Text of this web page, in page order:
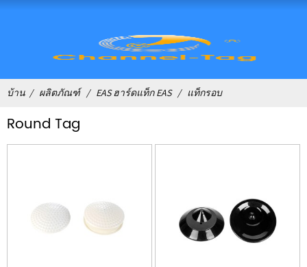
บ้าน ผลิตภัณฑ์ EAS ฮาร์ดแท็ก EAS แท็กรอบ
Round Tag